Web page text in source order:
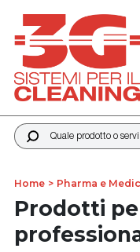
Quale prodotto o
Home Pharma e
Prodotti